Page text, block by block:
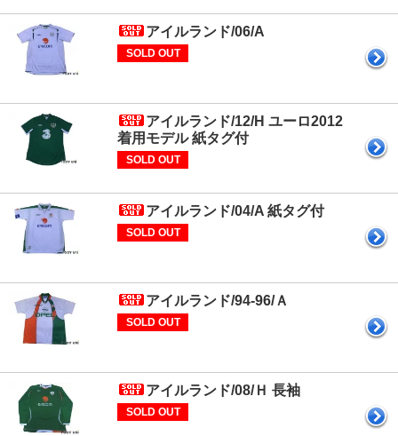
アイルランド/06/A
SOLD OUT
アイルランド/12/H ユーロ2012
着用モデル 紙タグ付
SOLD OUT
アイルランド/04/A 紙タグ付
SOLD OUT
アイルランド/94-96/Ａ
SOLD OUT
アイルランド/08/Ｈ 長袖
SOLD OUT